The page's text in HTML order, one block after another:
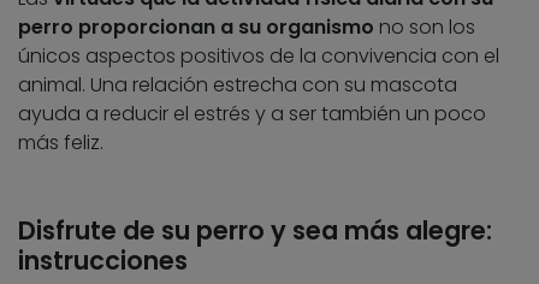
perro proporcionan a su organismo no son los
únicos aspectos positivos de la convivencia con el
animal. Una relación estrecha con su mascota
ayuda a reducir el estrés y a ser también un poco
más feliz.
Disfrute de su perro y sea más alegre:
instrucciones